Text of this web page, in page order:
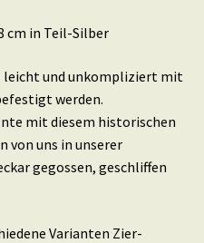
cm in Teil-Silber
leicht und unkompliziert mit
werden.
mit diesem historischen
von uns in unserer
gegossen, geschliffen
Varianten Zier-